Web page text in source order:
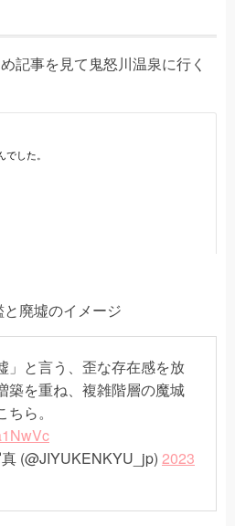
記事を見て鬼怒川温泉に行く
廃墟のイメージ
」と言う、歪な存在感を放
築を重ね、複雑階層の魔城
ら。
(@JIYUKENKYU_jp) 2023